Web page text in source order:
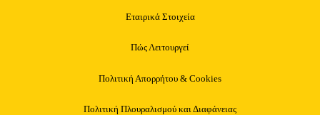
Εταιρικά Στοιχεία
Πώς Λειτουργεί
Πολιτική Απορρήτου & Cookies
Πολιτική Πλουραλισμού και Διαφάνειας